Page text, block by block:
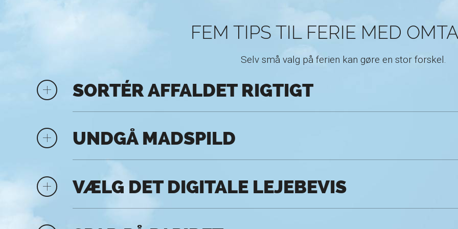
FEM TIPS TIL FERIE MED
Selv små valg på ferien kan gøre en stor forskel.
SORTÉR AFFALDET RIGTIGT
UNDGÅ MADSPILD
VÆLG DET DIGITALE LEJEBEVIS